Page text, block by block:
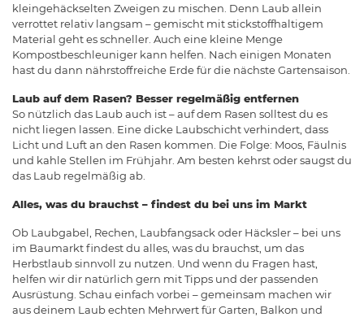
kleingehäckselten Zweigen zu mischen. Denn Laub allein
verrottet relativ langsam – gemischt mit stickstoffhaltigem
Material geht es schneller. Auch eine kleine Menge
Kompostbeschleuniger kann helfen. Nach einigen Monaten
hast du dann nährstoffreiche Erde für die nächste Gartensaison.
Laub auf dem Rasen? Besser regelmäßig entfernen
So nützlich das Laub auch ist – auf dem Rasen solltest du es
nicht liegen lassen. Eine dicke Laubschicht verhindert, dass
Licht und Luft an den Rasen kommen. Die Folge: Moos, Fäulnis
und kahle Stellen im Frühjahr. Am besten kehrst oder saugst du
das Laub regelmäßig ab.
Alles, was du brauchst – findest du bei uns im Markt
Ob Laubgabel, Rechen, Laubfangsack oder Häcksler – bei uns
im Baumarkt findest du alles, was du brauchst, um das
Herbstlaub sinnvoll zu nutzen. Und wenn du Fragen hast,
helfen wir dir natürlich gern mit Tipps und der passenden
Ausrüstung. Schau einfach vorbei – gemeinsam machen wir
aus deinem Laub echten Mehrwert für Garten, Balkon und